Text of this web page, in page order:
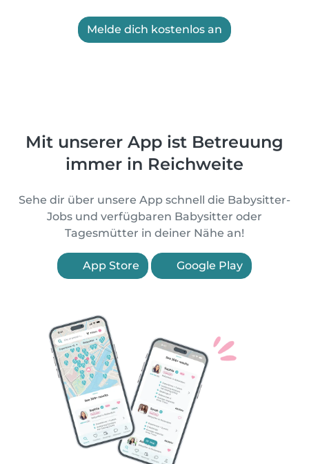
Melde dich kostenlos an
Mit unserer App ist Betreuung
immer in Reichweite
Sehe dir über unsere App schnell die Babysitter-
Jobs und verfügbaren Babysitter oder
Tagesmütter in deiner Nähe an!
App Store Google Play